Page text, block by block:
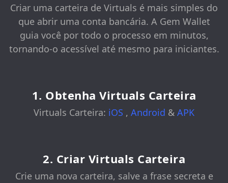
Criar uma carteira de Virtuals é mais simples do
que abrir uma conta bancária. A Gem Wallet
guia você por todo o processo em minutos,
tornando-o acessível até mesmo para iniciantes.
1. Obtenha Virtuals Carteira
Virtuals Carteira: iOS , Android & APK
2. Criar Virtuals Carteira
Crie uma nova carteira, salve a frase secreta e